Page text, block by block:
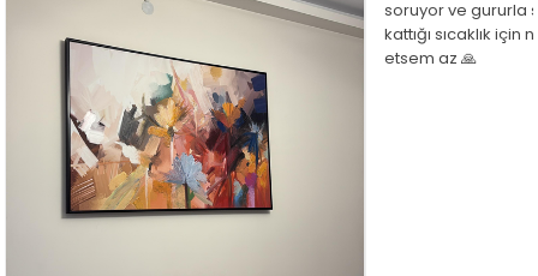
soruyor ve gururla
kattığı sıcaklık
etsem az 🙏